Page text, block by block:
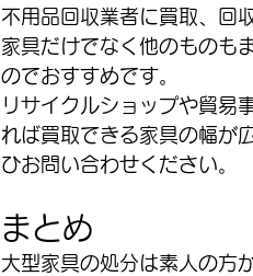
不用品回収業者に買取、回
家具だけでなく他のものも
のでおすすめです。
リサイクルショップや貿易
れば買取できる家具の幅が
ひお問い合わせください。
まとめ
大型家具の処分は素人の方